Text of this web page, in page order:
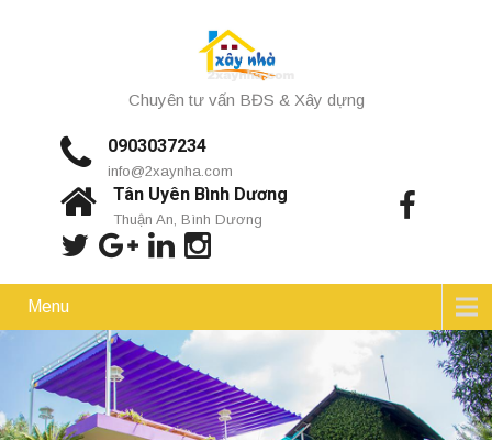
Chuyên tư vấn BĐS & Xây dựng
0903037234
info@2xaynha.com
Tân Uyên Bình Dương
Thuận An, Bình Dương
Menu